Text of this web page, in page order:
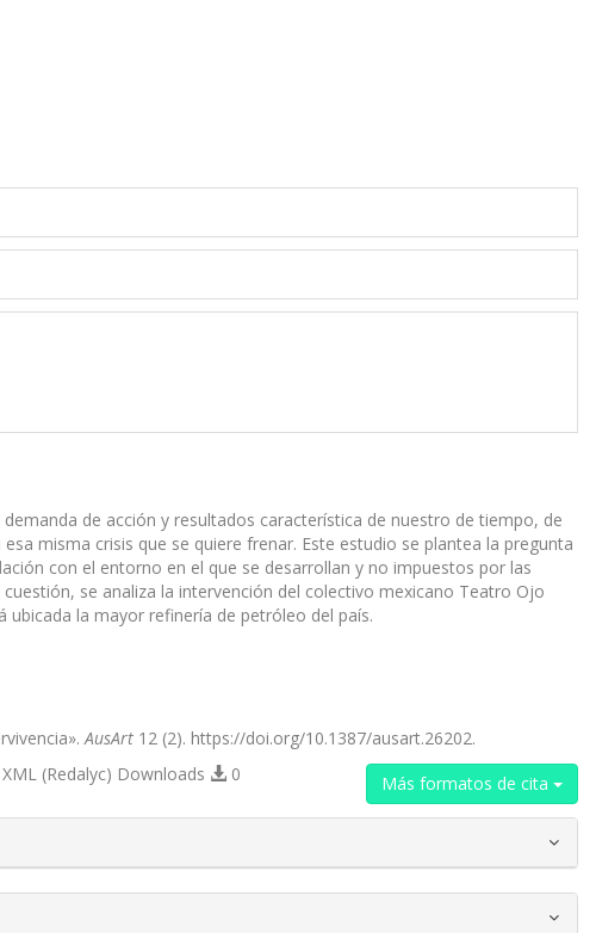
de acción y resultados característica de nuestro de tiempo, de
misma crisis que se quiere frenar. Este estudio se plantea la pregunta
con el entorno en el que se desarrollan y no impuestos por las
se analiza la intervención del colectivo mexicano Teatro Ojo
ubicada la mayor refinería de petróleo del país.
AusArt 12 (2). https://doi.org/10.1387/ausart.26202.
Más formatos de cita
(Redalyc) Downloads 0